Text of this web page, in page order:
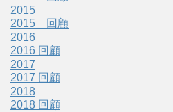
2015
2015 回顧
2016
2016 回顧
2017
2017 回顧
2018
2018 回顧